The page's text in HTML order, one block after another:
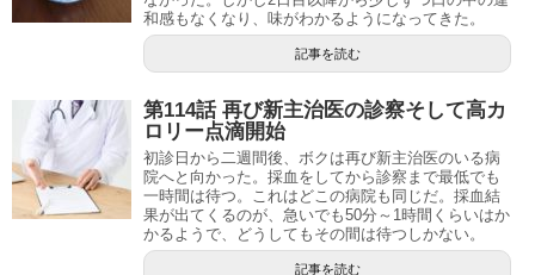
和感もなくなり、味がわかるようになってきた。
記事を読む
第114話 再び新主治医の診察そして高カ
ロリー点滴開始
初診日から二週間後、ボクは再び新主治医のいる病
院へと向かった。採血をしてから診察まで最低でも
一時間は待つ。これはどこの病院も同じだ。採血結
果が出てくるのが、急いでも50分～1時間くらいはか
かるようで、どうしてもその間は待つしかない。
記事を読む